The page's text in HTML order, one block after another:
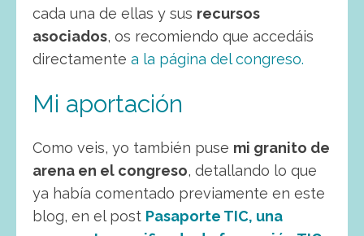
cada una de ellas y sus recursos
asociados, os recomiendo que accedáis
directamente a la página del congreso.
Mi aportación
Como veis, yo también puse mi granito de
arena en el congreso, detallando lo que
ya había comentado previamente en este
blog, en el post Pasaporte TIC, una